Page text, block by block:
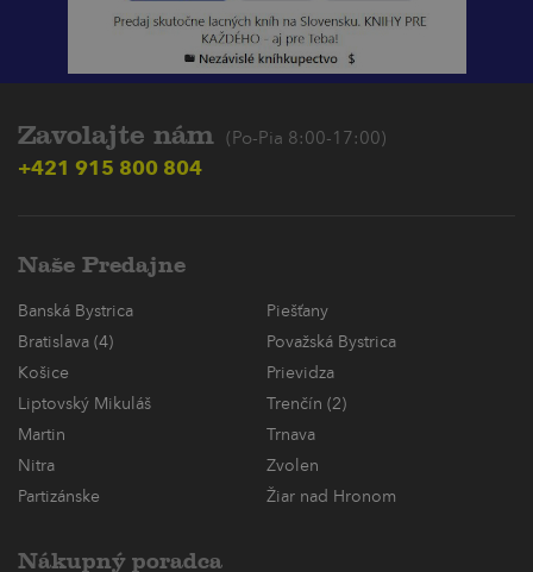
Zavolajte nám (Po-Pia 8:00-17:00)
+421 915 800 804
Naše Predajne
Banská Bystrica
Piešťany
Bratislava (4)
Považská Bystrica
Košice
Prievidza
Liptovský Mikuláš
Trenčín (2)
Martin
Trnava
Nitra
Zvolen
Partizánske
Žiar nad Hronom
Nákupný poradca